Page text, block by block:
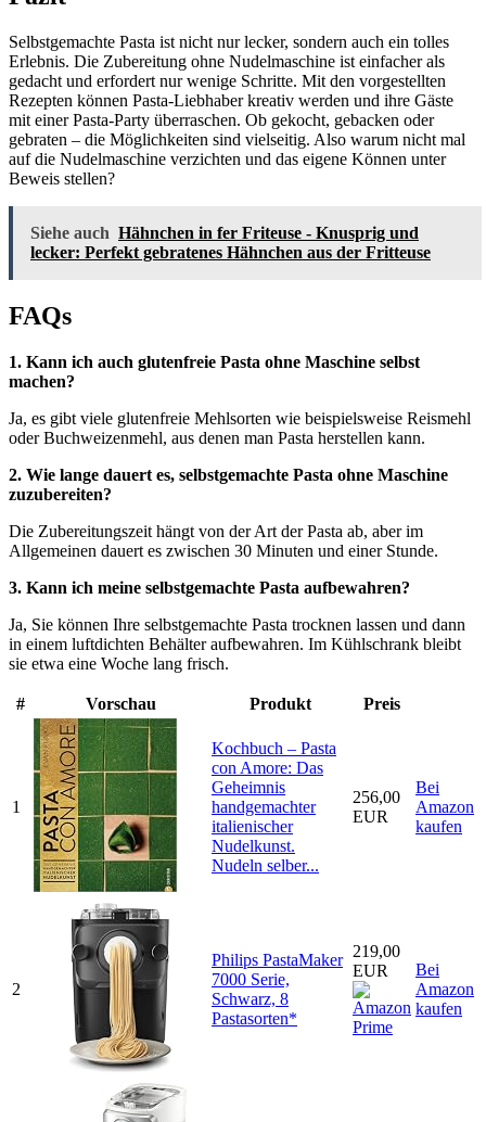
Selbstgemachte Pasta ist nicht nur lecker, sondern auch ein tolles
Erlebnis. Die Zubereitung ohne Nudelmaschine ist einfacher als
gedacht und erfordert nur wenige Schritte. Mit den vorgestellten
Rezepten können Pasta-Liebhaber kreativ werden und ihre Gäste
mit einer Pasta-Party überraschen. Ob gekocht, gebacken oder
gebraten – die Möglichkeiten sind vielseitig. Also warum nicht mal
auf die Nudelmaschine verzichten und das eigene Können unter
Beweis stellen?
Siehe auch Hähnchen in fer Friteuse - Knusprig und
lecker: Perfekt gebratenes Hähnchen aus der Fritteuse
FAQs
1. Kann ich auch glutenfreie Pasta ohne Maschine selbst
machen?
Ja, es gibt viele glutenfreie Mehlsorten wie beispielsweise Reismehl
oder Buchweizenmehl, aus denen man Pasta herstellen kann.
2. Wie lange dauert es, selbstgemachte Pasta ohne Maschine
zuzubereiten?
Die Zubereitungszeit hängt von der Art der Pasta ab, aber im
Allgemeinen dauert es zwischen 30 Minuten und einer Stunde.
3. Kann ich meine selbstgemachte Pasta aufbewahren?
Ja, Sie können Ihre selbstgemachte Pasta trocknen lassen und dann
in einem luftdichten Behälter aufbewahren. Im Kühlschrank bleibt
sie etwa eine Woche lang frisch.
# Vorschau Produkt Preis
1
Kochbuch – Pasta
con Amore: Das
Geheimnis
handgemachter
italienischer
Nudelkunst.
Nudeln selber...
256,00
EUR
Bei
Amazon
kaufen
2
Philips PastaMaker
7000 Serie,
Schwarz, 8
Pastasorten*
219,00
EUR
Bei
Amazon
kaufen